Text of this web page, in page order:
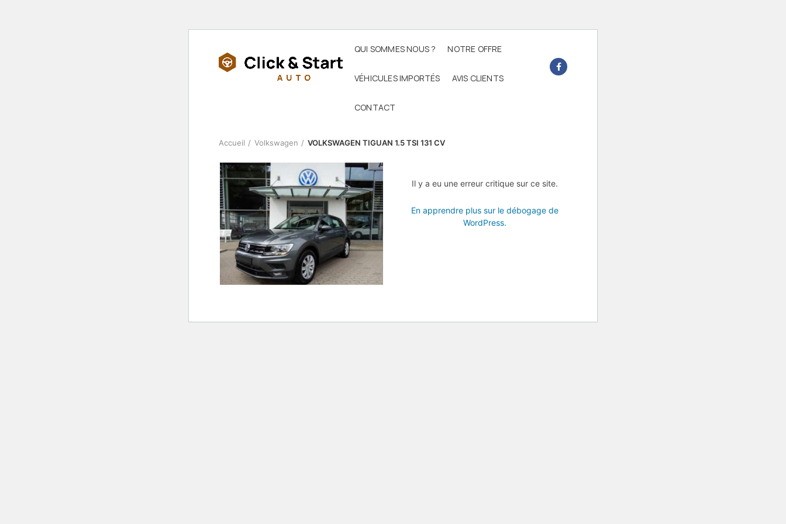
QUI SOMMES NOUS ? NOTRE OFFRE
VÉHICULES IMPORTÉS AVIS CLIENTS
CONTACT
Accueil Volkswagen VOLKSWAGEN TIGUAN 1.5 TSI 131 CV
Il y a eu une erreur critique sur ce site.
En apprendre plus sur le débogage de
WordPress.